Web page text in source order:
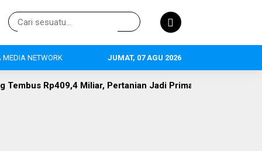
MEDIA NETWORK JUMAT, 07 AGU 2026
Pertanian Jadi Primadona, 634 Tenaga Kerja Terserap